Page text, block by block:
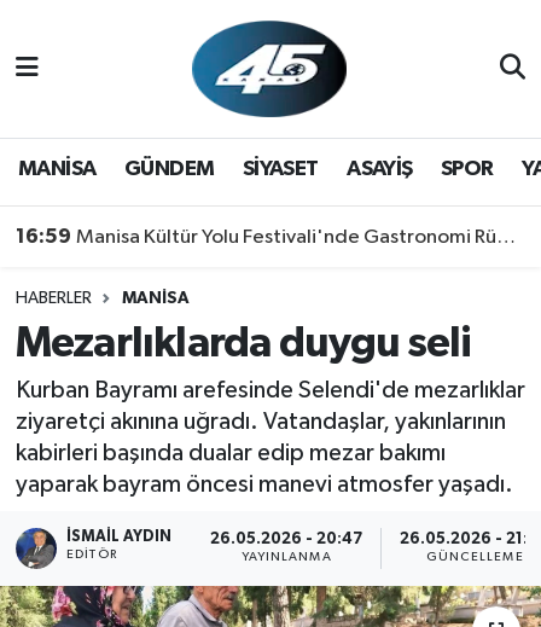
MANİSA GÜNDEM SİYASET ASAYİŞ SPOR
16:59 Manisa Kültür Yolu Festivali'nde Gastronomi Rüzgarı: Lezzetin Yıldızı "Manisa Kebabı" Oldu!
HABERLER MANİSA
Mezarlıklarda duygu seli
Kurban Bayramı arefesinde Selendi'de mezarlıklar
ziyaretçi akınına uğradı. Vatandaşlar, yakınlarının
kabirleri başında dualar edip mezar bakımı
yaparak bayram öncesi manevi atmosfer yaşadı.
İSMAIL AYDIN
EDITÖR
26.05.2026 - 20:47
YAYINLANMA
26.05.2026 -
GÜNCELLEME
GÜNDEM
SPOR
YAŞAM
RESMİ REKLAM
Hava Durumu
Trafik Durumu
Son Dakika Haberleri
Haber Arşivi